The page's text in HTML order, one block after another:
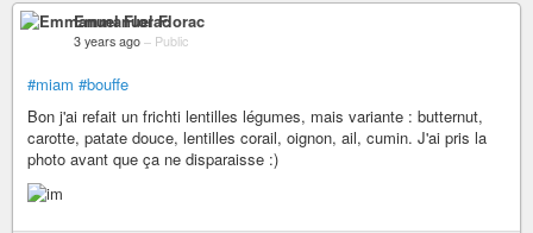
Emmanuel Florac
3 years ago – Public
#miam #bouffe
Bon j'ai refait un frichti lentilles légumes, mais variante : butternut,
carotte, patate douce, lentilles corail, oignon, ail, cumin. J'ai pris la
photo avant que ça ne disparaisse :)